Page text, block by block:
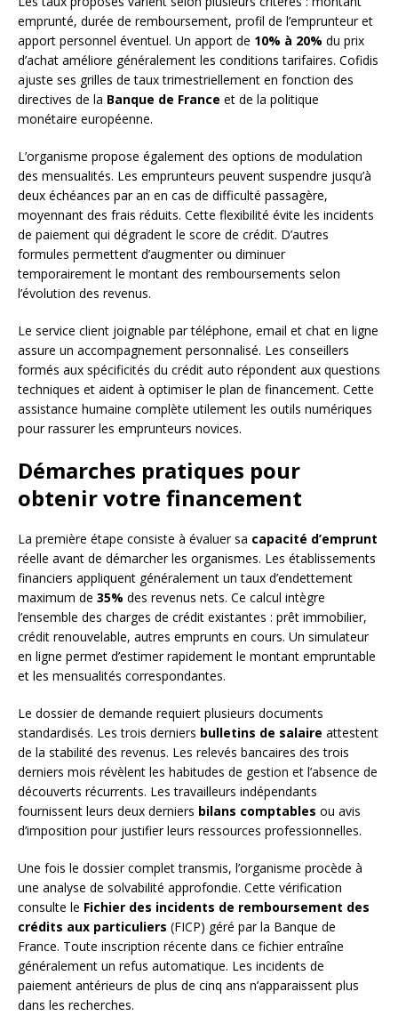
emprunté, durée de remboursement, profil de l’emprunteur et
apport personnel éventuel. Un apport de 10% à 20% du prix
d’achat améliore généralement les conditions tarifaires. Cofidis
ajuste ses grilles de taux trimestriellement en fonction des
directives de la Banque de France et de la politique
monétaire européenne.
L’organisme propose également des options de modulation
des mensualités. Les emprunteurs peuvent suspendre jusqu’à
deux échéances par an en cas de difficulté passagère,
moyennant des frais réduits. Cette flexibilité évite les incidents
de paiement qui dégradent le score de crédit. D’autres
formules permettent d’augmenter ou diminuer
temporairement le montant des remboursements selon
l’évolution des revenus.
Le service client joignable par téléphone, email et chat en ligne
assure un accompagnement personnalisé. Les conseillers
formés aux spécificités du crédit auto répondent aux questions
techniques et aident à optimiser le plan de financement. Cette
assistance humaine complète utilement les outils numériques
pour rassurer les emprunteurs novices.
Démarches pratiques pour
obtenir votre financement
La première étape consiste à évaluer sa capacité d’emprunt
réelle avant de démarcher les organismes. Les établissements
financiers appliquent généralement un taux d’endettement
maximum de 35% des revenus nets. Ce calcul intègre
l’ensemble des charges de crédit existantes : prêt immobilier,
crédit renouvelable, autres emprunts en cours. Un simulateur
en ligne permet d’estimer rapidement le montant empruntable
et les mensualités correspondantes.
Le dossier de demande requiert plusieurs documents
standardisés. Les trois derniers bulletins de salaire attestent
de la stabilité des revenus. Les relevés bancaires des trois
derniers mois révèlent les habitudes de gestion et l’absence de
découverts récurrents. Les travailleurs indépendants
fournissent leurs deux derniers bilans comptables ou avis
d’imposition pour justifier leurs ressources professionnelles.
Une fois le dossier complet transmis, l’organisme procède à
une analyse de solvabilité approfondie. Cette vérification
consulte le Fichier des incidents de remboursement des
crédits aux particuliers (FICP) géré par la Banque de
France. Toute inscription récente dans ce fichier entraîne
généralement un refus automatique. Les incidents de
paiement antérieurs de plus de cinq ans n’apparaissent plus
dans les recherches.